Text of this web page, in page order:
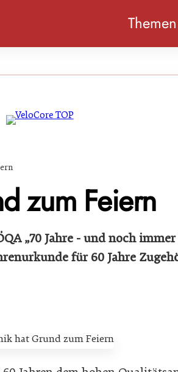
Themen
zum Feiern
„70 Jahre - und noch
für 60 Jahre